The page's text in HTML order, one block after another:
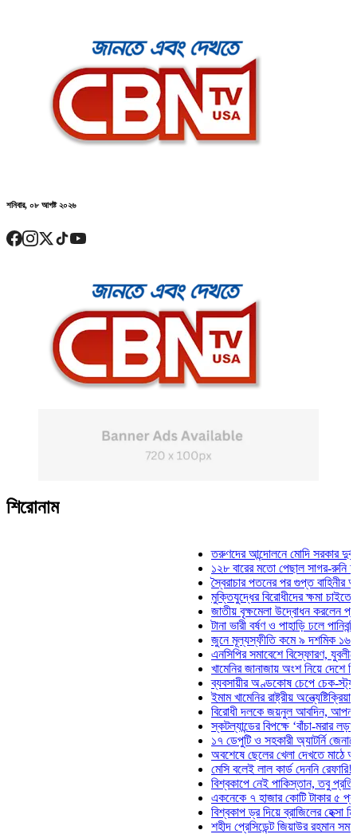
শনিবার, ০৮ আগষ্ট ২০২৬
শিরোনাম
তরুণদের আন্দোলনে মোদি সরকার দুর্বল হয়েছে:
১২৮ বারের মতো পেছাল সাগর-রুনি হত্যা
স্বৈরাচার পতনের পর গুপ্ত বাহিনীর আত্মপ্রকাশ:
মুক্তিযুদ্ধের বিরোধীদের ক্ষমা চাইতে হবে:
জাতীয় বৃক্ষমেলা উদ্বোধন করলেন প্রধানমন্ত্রী
টানা ভারী বর্ষণ ও পাহাড়ি ঢলে পানিবন্দি চট্টগ্রামে
জুনে মূল্যস্ফীতি কমে ৯ দশমিক ১৬ শতাংশ
এনসিপির সমাবেশে বিস্ফোরণ, যুবলীগের দুই
খামেনির জানাজায় অংশ নিয়ে দেশে ফিরলেন
ব্যবসায়ীর অণ্ডকোষ চেপে চেক-স্ট্যাম্পে
ইমাম খামেনির রাষ্ট্রীয় অন্ত্যেষ্টিক্রিয়ায়
বিরোধী দলকে জয়নুল আবদিন, আপনারা ৭১ সালে
স্কটল্যান্ডের বিপক্ষে ‘বাঁচা-মরার লড়াইয়ে’ মাঠে
১৭ ডেপুটি ও সহকারী অ্যাটর্নি জেনারেলের
অবশেষে ছেলের খেলা দেখতে মাঠে আসছেন
মেসি বলেই লাল কার্ড দেননি রেফারি! ফাউল নিয়ে
বিশ্বকাপে নেই পাকিস্তান, তবু প্রতিটি গোলে
একনেকে ৭ হাজার কোটি টাকার ৫ প্রকল্পের
বিশ্বকাপ ড্র দিয়ে ব্রাজিলের হেক্সা মিশন শুরু
শহীদ প্রেসিডেন্ট জিয়াউর রহমান সমাধিতে